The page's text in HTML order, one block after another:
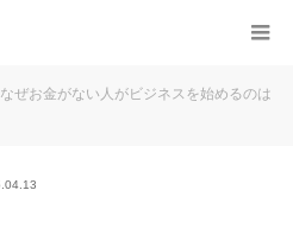
なぜお金がない人がビジネスを始めるのは